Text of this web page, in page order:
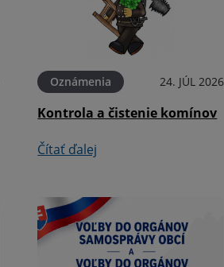
Oznámenia 24. JÚL 2026
Kontrola a čistenie komínov
Čítať ďalej